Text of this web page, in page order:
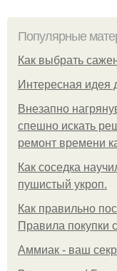
Популярные
Как выбрать
Интересная идея
Внезапно
спешно искать
ремонт времени
Как соседка
пушистый укроп.
Как правильно
Правила покупки
Аммиак - ваш